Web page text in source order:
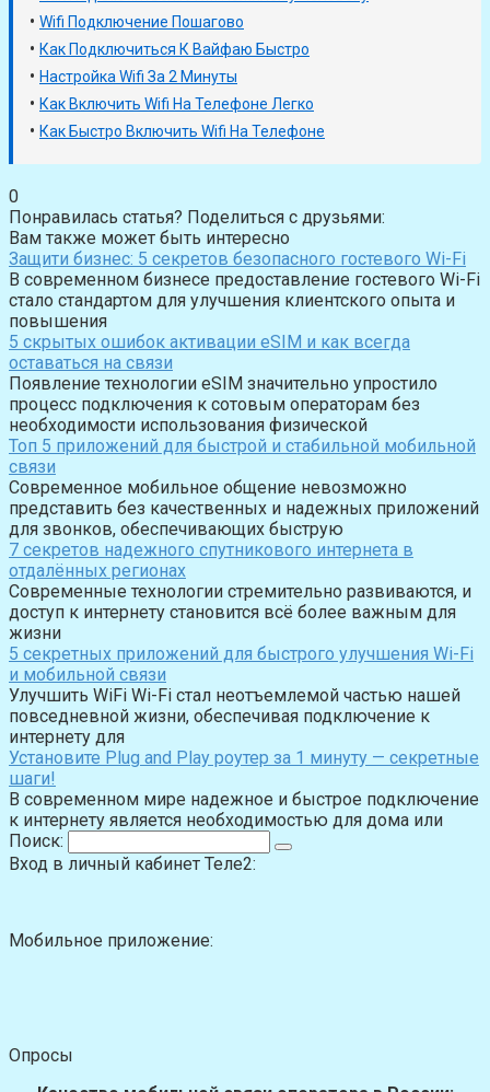
• Wifi Подключение Пошагово
• Как Подключиться К Вайфаю Быстро
• Настройка Wifi За 2 Минуты
• Как Включить Wifi На Телефоне Легко
• Как Быстро Включить Wifi На Телефоне
0
Понравилась статья? Поделиться с друзьями:
Вам также может быть интересно
Защити бизнес: 5 секретов безопасного гостевого Wi-Fi
В современном бизнесе предоставление гостевого Wi-Fi
стало стандартом для улучшения клиентского опыта и
повышения
5 скрытых ошибок активации eSIM и как всегда
оставаться на связи
Появление технологии eSIM значительно упростило
процесс подключения к сотовым операторам без
необходимости использования физической
Топ 5 приложений для быстрой и стабильной мобильной
связи
Современное мобильное общение невозможно
представить без качественных и надежных приложений
для звонков, обеспечивающих быструю
7 секретов надежного спутникового интернета в
отдалённых регионах
Современные технологии стремительно развиваются, и
доступ к интернету становится всё более важным для
жизни
5 секретных приложений для быстрого улучшения Wi-Fi
и мобильной связи
Улучшить WiFi Wi-Fi стал неотъемлемой частью нашей
повседневной жизни, обеспечивая подключение к
интернету для
Установите Plug and Play роутер за 1 минуту — секретные
шаги!
В современном мире надежное и быстрое подключение
к интернету является необходимостью для дома или
Поиск:
Вход в личный кабинет Теле2:
Мобильное приложение:
Опросы